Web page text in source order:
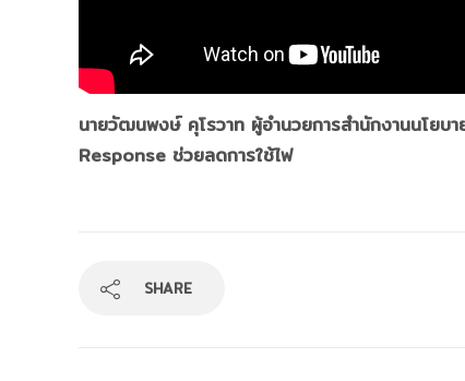
นายวัฒนพงษ์ คุโรวาท ผู้อำนวยการสำนักงานนโยบ
Response ช่วยลดการใช้ไฟ
SHARE